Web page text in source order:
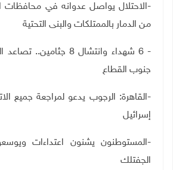
-الاحتلال يواصل عدوانه في محافظات
من الدمار بالممتلكات والبنى التحتية
- 6 شهداء وانتشال 8
جنوب القطاع
-القاهرة: الرجوب يدعو لمراجعة جميع
إسرائيل
-المستوطنون يشنون اعتداءات
الجفتلك